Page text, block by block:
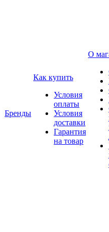
Бренды
Как купить
Условия
оплаты
Условия
доставки
Гарантия
на товар
О